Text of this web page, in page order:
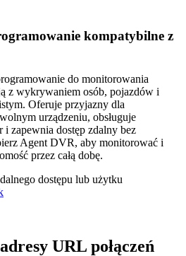
kompatybilne z
do monitorowania
z wykrywaniem osób, pojazdów i
Oferuje przyjazny dla
urządzeniu, obsługuje
i zapewnia dostęp zdalny bez
Agent DVR, aby monitorować i
przez całą dobę.
dostępu lub użytku
URL połączeń